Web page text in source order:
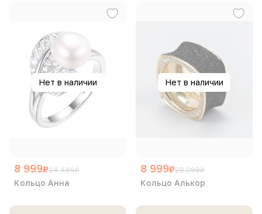
Нет в наличии
8 999₽24 499₽
Кольцо Анна
Нет в наличии
8 999₽28 099₽
Кольцо Алькор